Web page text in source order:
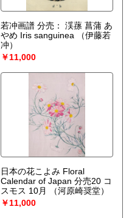
若冲画譜 分売： 渓蓀 菖蒲 あ
やめ Iris sanguinea
（伊藤若
冲）
￥11,000
日本の花こよみ Floral
Calendar of Japan 分売20 コ
スモス 10月
（河原崎奨堂）
￥11,000